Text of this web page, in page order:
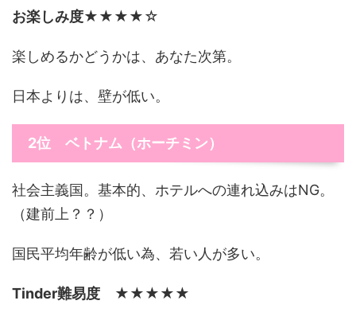
お楽しみ度★★★★☆
楽しめるかどうかは、あなた次第。
日本よりは、壁が低い。
2位 ベトナム（ホーチミン）
社会主義国。基本的、ホテルへの連れ込みはNG。
（建前上？？）
国民平均年齢が低い為、若い人が多い。
Tinder難易度 ★★★★★